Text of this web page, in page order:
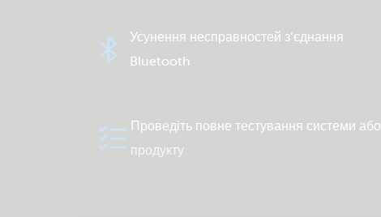
Усунення несправностей з’єднання
Bluetooth
Проведіть повне тестування системи або
продукту